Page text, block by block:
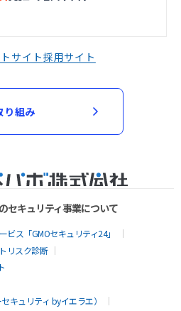
サイト採用サイト
り組み
セキュリティ事業について
ス「GMOセキュリティ24」
リスク診断
キュリティ byイエラエ）